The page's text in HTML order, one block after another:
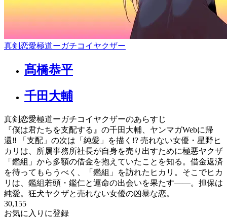
真剣恋愛極道ーガチコイヤクザー
髙橋恭平
千田大輔
真剣恋愛極道ーガチコイヤクザーのあらすじ
『僕は君たちを支配する』の千田大輔、ヤンマガWebに帰
還‼ 「支配」の次は「純愛」を描く!? 売れない女優・星野ヒ
カリは、所属事務所社長が自身を売り出すために極悪ヤクザ
「鑑組」から多額の借金を抱えていたことを知る。借金返済
を待ってもらうべく、「鑑組」を訪れたヒカリ。そこでヒカ
リは、鑑組若頭・鑑仁と運命の出会いを果たす――。担保は
純愛。狂犬ヤクザと売れない女優の凶暴な恋。
30,155
お気に入りに登録